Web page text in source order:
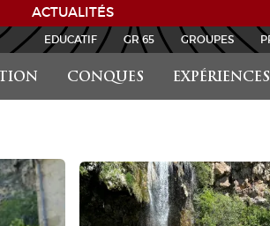
ACTUALITÉS
CONQUES EXPÉRIENCES
EDUCATIF GR 65 GROUPES